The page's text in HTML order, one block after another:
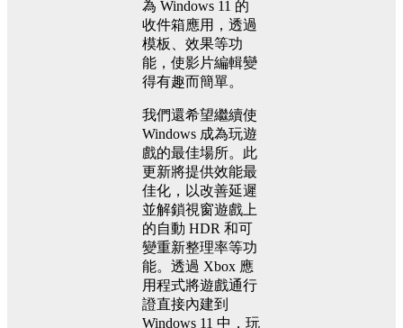
為 Windows 11 的
收件箱應用，透過
模板、效果等功
能，使影片編輯變
得有趣而簡單。
我們還希望繼續使
Windows 成為玩遊
戲的最佳場所。此
更新將提供效能最
佳化，以改善延遲
並解鎖視窗遊戲上
的自動 HDR 和可
變重新整理率等功
能。透過 Xbox 應
用程式將遊戲通行
證直接內建到
Windows 11 中，玩